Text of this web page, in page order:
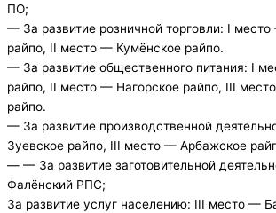
ПО;
— За развитие розничной торговли: I
райпо, II место — Кумёнское райпо.
— За развитие общественного питания: I
райпо, II место — Нагорское райпо, III
райпо.
— За развитие производственной
Зуевское райпо, III место — Арбажское
— — За развитие заготовительной
Фалёнский РПС;
За развитие услуг населению: III место —